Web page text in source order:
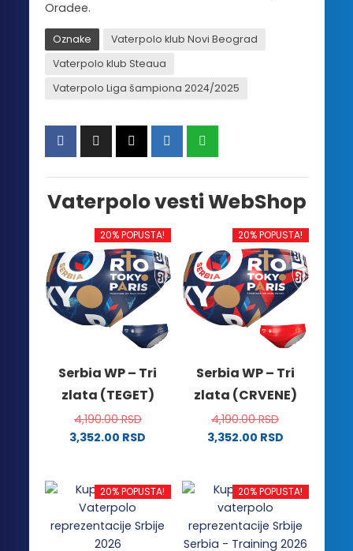
Oradee.
Oznake
Vaterpolo klub Novi Beograd
Vaterpolo klub Steaua
Vaterpolo Liga šampiona 2024/2025
Vaterpolo vesti WebShop
20% POPUSTA!
Serbia WP – Tri
zlata (TEGET)
4,190.00RSD
3,352.00 RSD
ima
više
varijanti.
Opcije
20% POPUSTA!
Serbia WP – Tri
zlata (CRVENE)
4,190.00RSD
3,352.00 RSD
ima
više
varijanti.
Opcije
20% POPUSTA! 20% POPUSTA!